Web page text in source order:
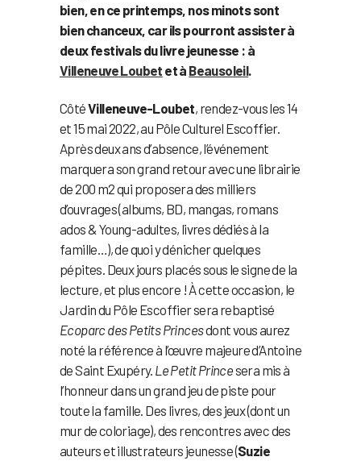
bien, en ce printemps, nos minots sont
bien chanceux, car ils pourront assister à
deux festivals du livre jeunesse : à
Villeneuve Loubet et à Beausoleil.
CôtéVilleneuve-Loubet, rendez-vous les 14
et 15 mai 2022, au Pôle Culturel Escoffier.
Après deux ans d’absence, l’événement
marquera son grand retour avec une librairie
de 200 m2 qui proposera des milliers
d’ouvrages (albums, BD, mangas, romans
ados & Young-adultes, livres dédiés à la
famille…), de quoi y dénicher quelques
pépites. Deux jours placés sous le signe de la
lecture, et plus encore ! À cette occasion, le
Jardin du Pôle Escoffier sera rebaptisé
Ecoparc des Petits Princesdont vous aurez
noté la référence à l’œuvre majeure d’Antoine
de Saint Exupéry. Le Petit Princesera mis à
l’honneur dans un grand jeu de piste pour
toute la famille. Des livres, des jeux (dont un
mur de coloriage), des rencontres avec des
auteurs et illustrateurs jeunesse (Suzie